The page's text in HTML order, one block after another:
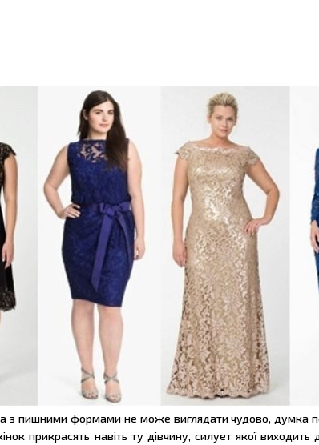
з пишними формами не може виглядати чудово, думка
прикрасять навіть ту дівчину, силует якої